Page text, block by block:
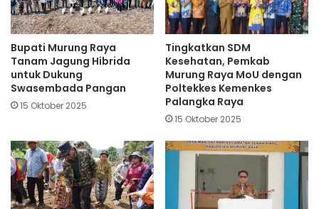
Bupati Murung Raya
Tanam Jagung Hibrida
untuk Dukung
Swasembada Pangan
15 Oktober 2025
Tingkatkan SDM
Kesehatan, Pemkab
Murung Raya MoU dengan
Poltekkes Kemenkes
Palangka Raya
15 Oktober 2025